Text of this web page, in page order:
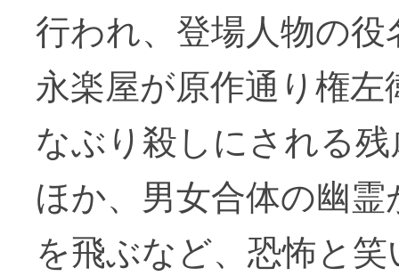
行われ、登場人物の
永楽屋が原作通り権
なぶり殺しにされる
ほか、男女合体の幽
を飛ぶなど、恐怖と